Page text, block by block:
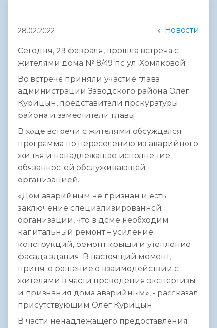
28.02.2022 Новости
Сегодня, 28 февраля, прошла встреча с
жителями дома № 8/49 по ул. Хомяковой.
Во встрече приняли участие глава
администрации Заводского района Олег
Курицын, представители прокуратуры
района и заместители главы.
В ходе встречи с жителями обсуждался
программа по переселению из аварийного
жилья и ненадлежащее исполнение
обязанностей обслуживающей
организацией.
«Дом аварийным не признан и есть
заключение специализированной
организации, что в доме необходим
капитальный ремонт – усиление
конструкций, ремонт крыши и утепление
фасада здания. В настоящий момент,
принято решение о взаимодействии с
жителями в части проведения экспертизы
и признания дома аварийным», - рассказал
присутствующим Олег Курицын.
В части ненадлежащего предоставления